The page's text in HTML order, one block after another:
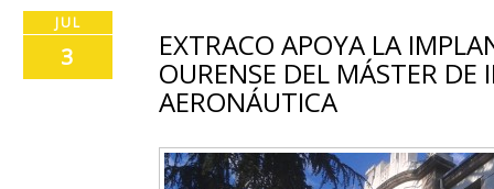
JUL
3 EXTRACO APOYA LA
OURENSE DEL MÁSTER DE
AERONÁUTICA